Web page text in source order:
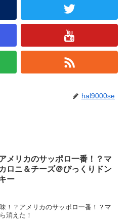
hal9000se
メリカのサッポロ一番！？マ
カロニ＆チーズ＠びっくりドン
ー
！？アメリカのサッポロ一番！？マ
消えた！